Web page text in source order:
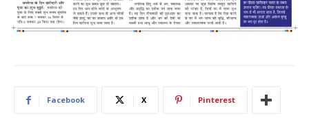
Facebook X Pinterest